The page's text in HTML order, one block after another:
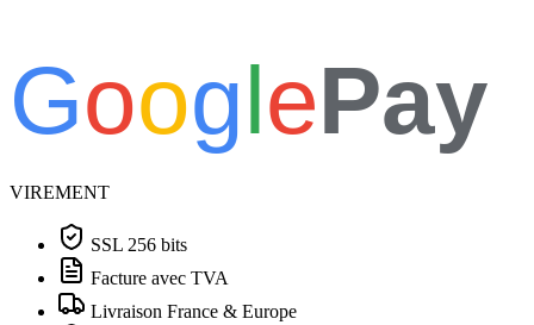
GooglePay
VIREMENT
SSL 256 bits
Facture avec TVA
Livraison France & Europe